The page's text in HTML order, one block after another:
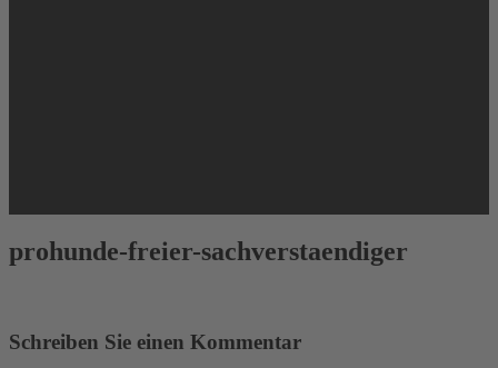
prohunde-freier-sachverstaendiger
Schreiben Sie einen Kommentar